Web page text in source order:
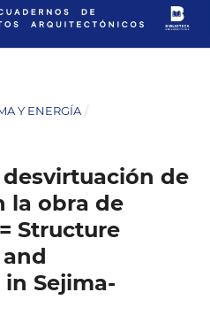
Y ENERGÍA /
de
la obra de
Structure
Sejima-